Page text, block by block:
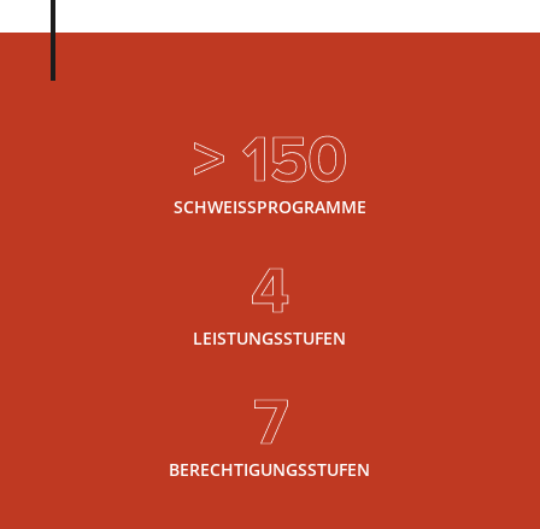
> 150
SCHWEISSPROGRAMME
4
LEISTUNGSSTUFEN
7
BERECHTIGUNGSSTUFEN